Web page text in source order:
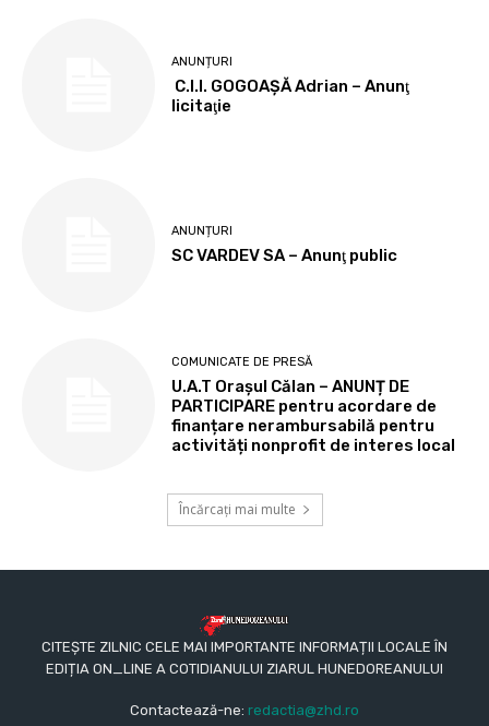
ANUNȚURI
C.I.I. GOGOAŞĂ Adrian – Anunţ
licitaţie
ANUNȚURI
SC VARDEV SA – Anunţ public
COMUNICATE DE PRESĂ
U.A.T Orașul Călan – ANUNȚ DE
PARTICIPARE pentru acordare de
finanțare nerambursabilă pentru
activități nonprofit de interes local
Încărcați mai multe
CITEȘTE ZILNIC CELE MAI IMPORTANTE INFORMAȚII LOCALE ÎN
EDIȚIA ON_LINE A COTIDIANULUI ZIARUL HUNEDOREANULUI
Contactează-ne: redactia@zhd.ro